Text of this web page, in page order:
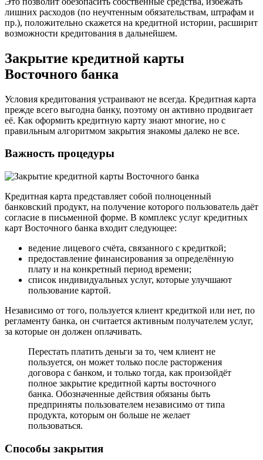
лишних расходов (по неучтенным обязательствам, штрафам и
пр.), положительно скажется на кредитной истории, расширит
возможности кредитования в дальнейшем.
Закрытие кредитной карты
Восточного банка
Условия кредитования устраивают не всегда. Кредитная карта
прежде всего выгодна банку, поэтому он активно продвигает
её. Как оформить кредитную карту знают многие, но с
правильным алгоритмом закрытия знакомы далеко не все.
Важность процедуры
Кредитная карта представляет собой полноценный
банковский продукт, на получение которого пользователь даёт
согласие в письменной форме. В комплекс услуг кредитных
карт Восточного банка входит следующее:
ведение лицевого счёта, связанного с кредиткой;
предоставление финансирования за определённую
плату и на конкретный период времени;
список индивидуальных услуг, которые улучшают
пользование картой.
Независимо от того, пользуется клиент кредиткой или нет, по
регламенту банка, он считается активным получателем услуг,
за которые он должен оплачивать.
Перестать платить деньги за то, чем клиент не
пользуется, он может только после расторжения
договора с банком, и только тогда, как произойдёт
полное закрытие кредитной карты восточного
банка. Обозначенные действия обязаны быть
предприняты пользователем независимо от типа
продукта, которым он больше не желает
пользоваться.
Способы закрытия